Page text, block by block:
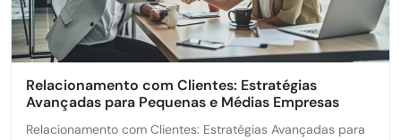
Relacionamento com Clientes: Estratégias
Avançadas para Pequenas e Médias Empresas
Relacionamento com Clientes: Estratégias Avançadas para